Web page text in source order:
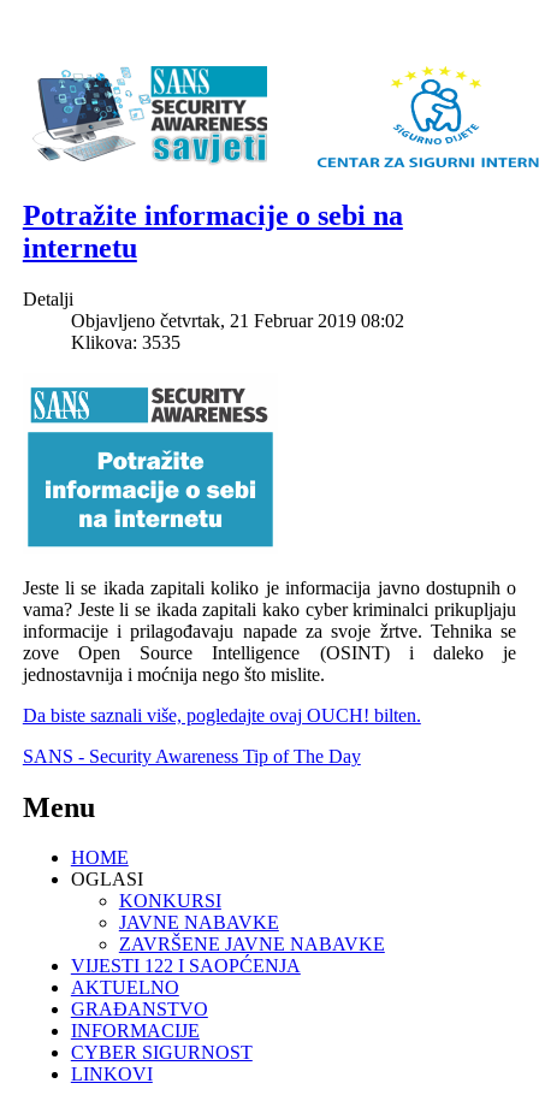
Potražite informacije o sebi na
internetu
Detalji
Objavljeno četvrtak, 21 Februar 2019 08:02
Klikova: 3535
Jeste li se ikada zapitali koliko je informacija javno dostupnih o
vama? Jeste li se ikada zapitali kako cyber kriminalci prikupljaju
informacije i prilagođavaju napade za svoje žrtve. Tehnika se
zove Open Source Intelligence (OSINT) i daleko je
jednostavnija i moćnija nego što mislite.
Da biste saznali više, pogledajte ovaj OUCH! bilten.
SANS - Security Awareness Tip of The Day
Menu
HOME
OGLASI
KONKURSI
JAVNE NABAVKE
ZAVRŠENE JAVNE NABAVKE
VIJESTI 122 I SAOPĆENJA
AKTUELNO
GRAĐANSTVO
INFORMACIJE
CYBER SIGURNOST
LINKOVI